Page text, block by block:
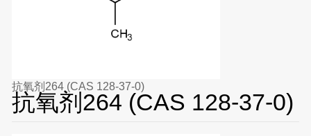
抗氧剂264 (CAS 128-37-0)
抗氧剂264 (CAS 128-37-0)